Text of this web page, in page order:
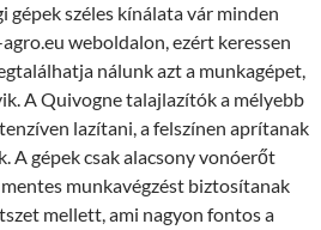
gépek széles kínálata vár minden
weboldalon, ezért keressen
nálunk azt a munkagépet,
A Quivogne talajlazítók a mélyebb
lazítani, a felszínen aprítanak
A gépek csak alacsony vonóerőt
munkavégzést biztosítanak
mellett, ami nagyon fontos a